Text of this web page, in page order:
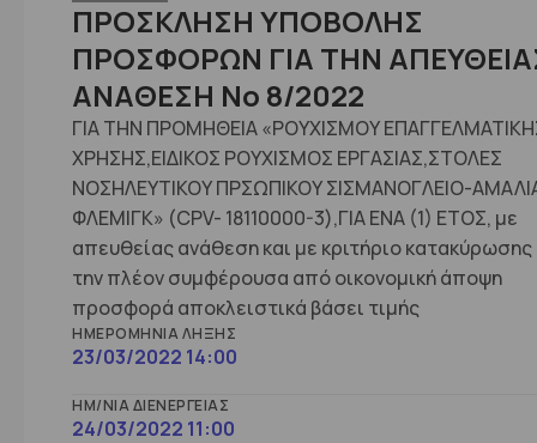
ΠΡΟΣΚΛΗΣΗ ΥΠΟΒΟΛΗΣ
ΠΡΟΣΦΟΡΩΝ ΓΙΑ ΤΗΝ
ΑΝΑΘΕΣΗ No 8/2022
ΓΙΑ ΤΗΝ ΠΡΟΜΗΘΕΙΑ «ΡΟΥΧΙΣΜΟΥ
ΧΡΗΣΗΣ,ΕΙΔΙΚΟΣ ΡΟΥΧΙΣΜΟΣ ΕΡΓΑΣΙΑΣ,ΣΤΟΛΕΣ
ΝΟΣΗΛΕΥΤΙΚΟΥ ΠΡΣΩΠΙΚΟΥ ΣΙΣΜΑΝΟΓΛΕΙΟ-
ΦΛΕΜΙΓΚ» (CPV- 18110000-3),ΓΙΑ ΕΝΑ (1) ΕΤΟΣ, με
απευθείας ανάθεση και με κριτήριο κατακύρωσης
την πλέον συμφέρουσα από οικονομική άποψη
προσφορά αποκλειστικά βάσει τιμής
ΗΜΕΡΟΜΗΝΊΑ ΛΉΞΗΣ
23/03/2022 14:00
ΗΜ/ΝΊΑ ΔΙΕΝΈΡΓΕΙΑΣ
24/03/2022 11:00